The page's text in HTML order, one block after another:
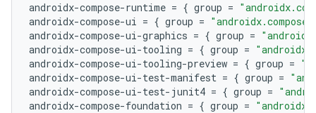
androidx-compose-runtime = { group =
androidx-compose-ui = { group =
androidx-compose-ui-graphics = { group =
androidx-compose-ui-tooling = { group =
androidx-compose-ui-tooling-preview = { group =
androidx-compose-ui-test-manifest = { group =
androidx-compose-ui-test- junit4 = { group =
androidx-compose-foundation = { group =